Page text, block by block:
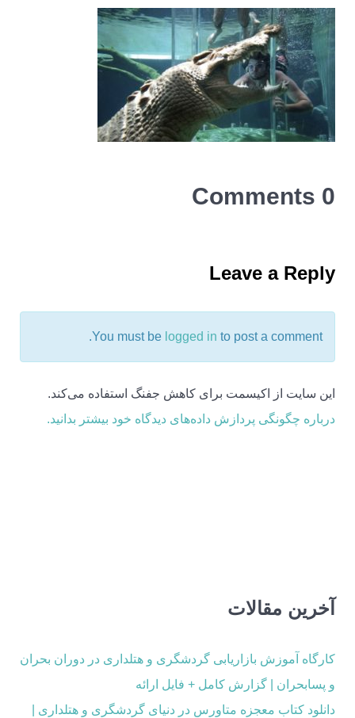
0 Comments
Leave a Reply
You must be logged in to post a comment.
این سایت از اکیسمت برای کاهش جفنگ استفاده می‌کند.
درباره چگونگی پردازش داده‌های دیدگاه خود بیشتر بدانید.
آخرین مقالات
کارگاه آموزش بازاریابی گردشگری و هتلداری در دوران بحران
و پسابحران | گزارش کامل + فایل ارائه
دانلود کتاب معجزه متاورس در دنیای گردشگری و هتلداری |